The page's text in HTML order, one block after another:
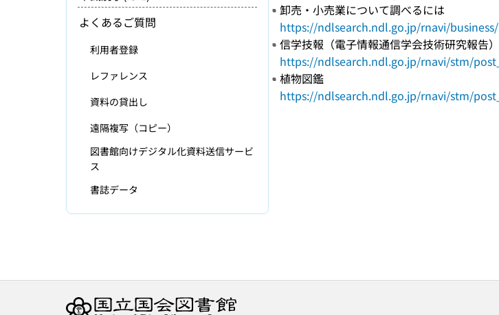
卸売・小売業について調べるには
https://ndlsearch.ndl.go.jp/rnavi/
信学技報（電子情報通信学会技術研究報告）
https://ndlsearch.ndl.go.jp/rnavi/stm/
植物図鑑
https://ndlsearch.ndl.go.jp/rnavi/stm/
よくあるご質問
利用者登録
レファレンス
資料の貸出し
遠隔複写（コピー）
図書館向けデジタル化資料送信サービ
ス
書誌データ